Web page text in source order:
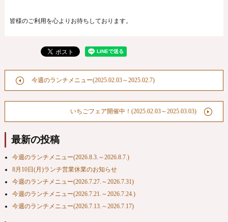
皆様のご利用を心よりお待ちしております。
今週のランチメニュー(2025.02.03～2025.02.7)
いちごフェア開催中！(2025.02.03～2025.03.03)
最新の投稿
今週のランチメニュー(2026.8.3.～2026.8.7.)
8月10日(月)ランチ営業休業のお知らせ
今週のランチメニュー(2026.7.27.～2026.7.31)
今週のランチメニュー(2026.7.21.～2026.7.24.)
今週のランチメニュー(2026.7.13.～2026.7.17)